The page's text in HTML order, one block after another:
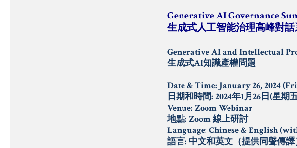
Generative AI Governance
生成式人工智能治理高峰對
Generative AI and Intellectual
生成式AI知識產權問題
Date & Time: January 26, 2024
日期和時間: 2024年1月26日(星期
Venue: Zoom Webinar
地點: Zoom線上研討
Language: Chinese & English
語言: 中文和英文（提供同聲傳譯